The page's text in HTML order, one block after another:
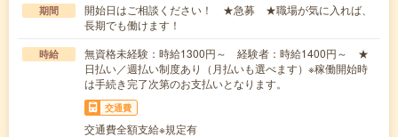
期間
開始日はご相談ください！ ★急募 ★職場が気に入れば、
長期でも働けます！
時給
無資格未経験：時給1300円～ 経験者：時給1400円～ ★
日払い／週払い制度あり（月払いも選べます）※稼働開始時
は手続き完了次第のお支払いとなります。
交通費
交通費全額支給※規定有